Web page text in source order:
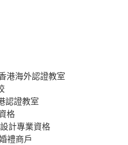
港海外認證教室
認證教室
格
計專業資格
禮商戶